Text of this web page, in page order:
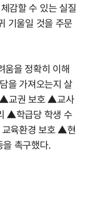
감할 수 있는 실질
기울일 것을 주문
움을 정확히 이해
을 가져오는지 살
▲교권 보호 ▲교사
▲학급당 학생 수
육환경 보호 ▲현
촉구했다.